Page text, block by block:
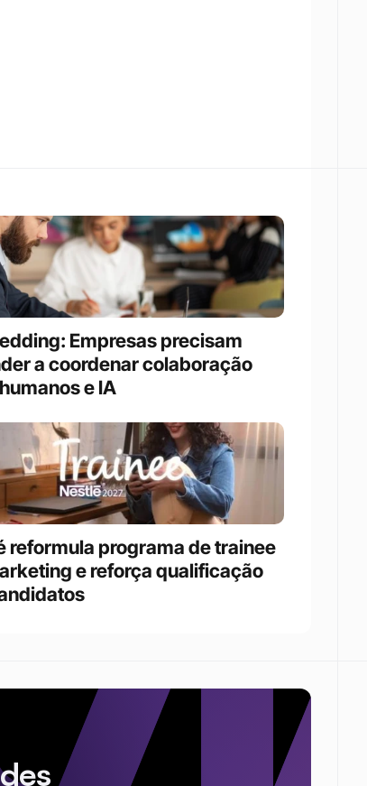
Empresas precisam
a coordenar colaboração
e IA
reformula programa de trainee
e reforça qualificação